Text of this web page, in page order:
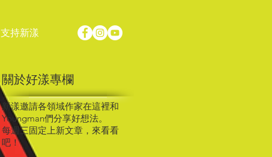
支持新漾
關於好漾專欄
新漾邀請各領域作家在這裡和
Youngman們分享好想法。
每週三固定上新文章，來看看
吧！